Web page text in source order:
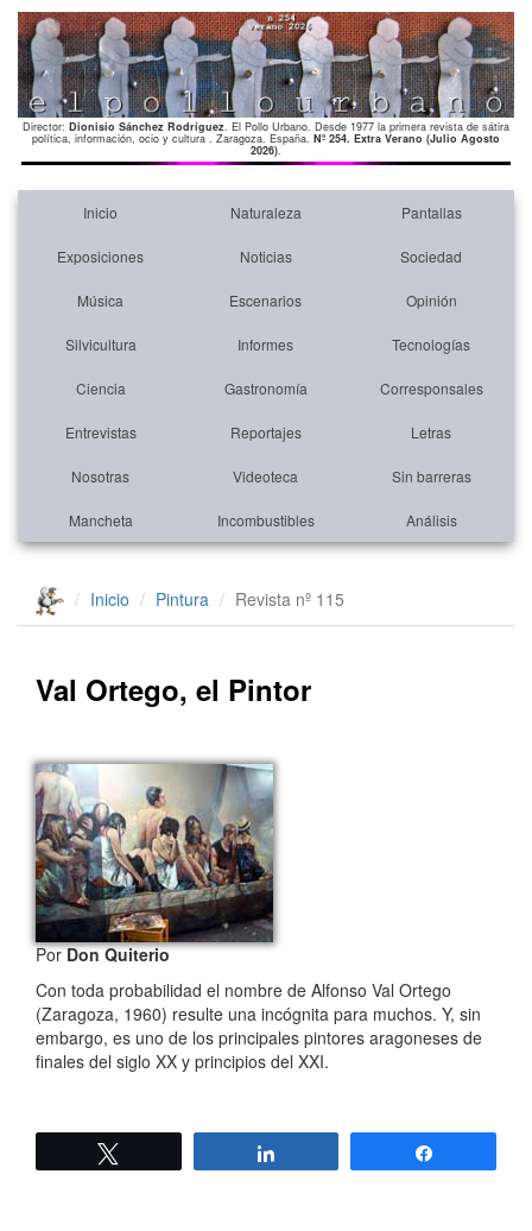
Director: Dionisio Sánchez Rodríguez. El Pollo Urbano. Desde 1977 la primera revista de sátira
política, información, ocio y cultura . Zaragoza. España. Nº 254. Extra Verano (Julio Agosto
2026).
Inicio Naturaleza Pantallas
Exposiciones Noticias Sociedad
Música Escenarios Opinión
Silvicultura Informes Tecnologías
Ciencia Gastronomía Corresponsales
Entrevistas Reportajes Letras
Nosotras Videoteca Sin barreras
Mancheta Incombustibles Análisis
Inicio Pintura Revista nº 115
Val Ortego, el Pintor
PorDon Quiterio
Con toda probabilidad el nombre de Alfonso Val Ortego
(Zaragoza, 1960) resulte una incógnita para muchos. Y, sin
embargo, es uno de los principales pintores aragoneses de
finales del siglo XX y principios del XXI.